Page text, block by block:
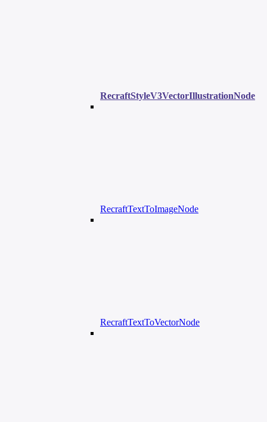
RecraftStyleV3VectorIllustrationNode
RecraftTextToImageNode
RecraftTextToVectorNode